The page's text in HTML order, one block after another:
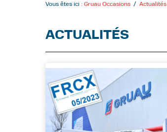
Vous êtes ici : Gruau Occasions / Actualités
ACTUALITÉS